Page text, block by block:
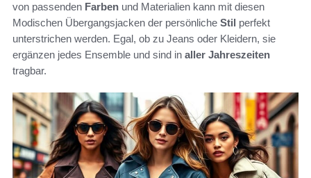
von passenden Farben und Materialien kann mit diesen
Modischen Übergangsjacken der persönliche Stil perfekt
unterstrichen werden. Egal, ob zu Jeans oder Kleidern, sie
ergänzen jedes Ensemble und sind in aller Jahreszeiten
tragbar.